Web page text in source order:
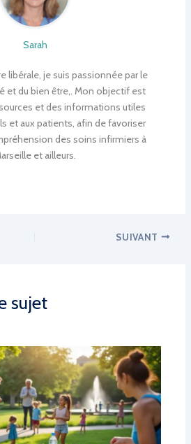
Sarah
libérale, je suis passionnée par le
et du bien être,. Mon objectif est
et des informations utiles
et aux patients, afin de favoriser
des soins infirmiers à
et ailleurs.
SUIVANT
sujet